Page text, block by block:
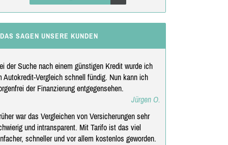
DAS SAGEN UNSERE KUNDEN
der Suche nach einem günstigen Kredit wurde ich
Autokredit-Vergleich schnell fündig. Nun kann ich
der Finanzierung entgegensehen.
Jürgen O.
war das Vergleichen von Versicherungen sehr
und intransparent. Mit Tarifo ist das viel
schneller und vor allem kostenlos geworden.